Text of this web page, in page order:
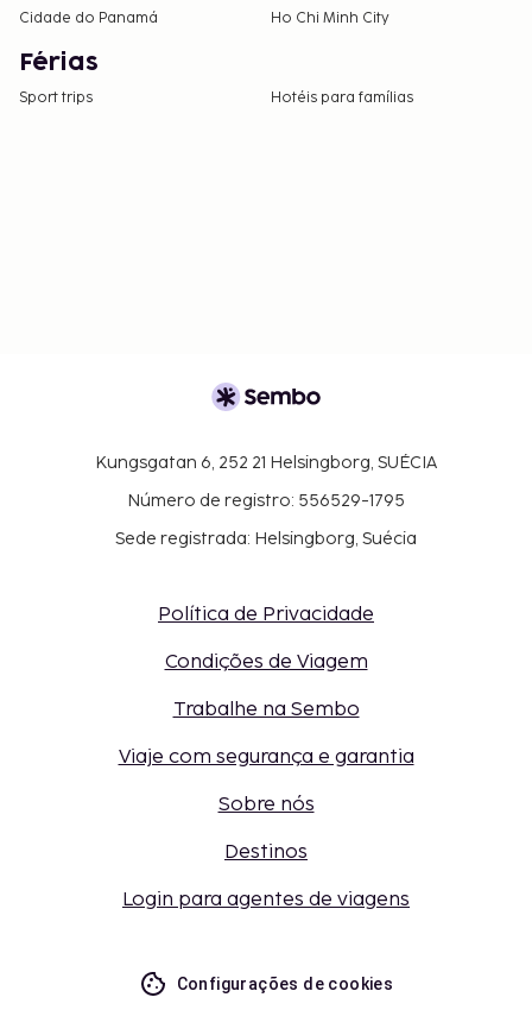
Cidade do Panamá
Ho Chi Minh City
Férias
Sport trips Hotéis para famílias
Kungsgatan 6, 252 21 Helsingborg, SUÉCIA
Número de registro: 556529-1795
Sede registrada: Helsingborg, Suécia
Política de Privacidade
Condições de Viagem
Trabalhe na Sembo
Viaje com segurança e garantia
Sobre nós
Destinos
Login para agentes de viagens
Configurações de cookies